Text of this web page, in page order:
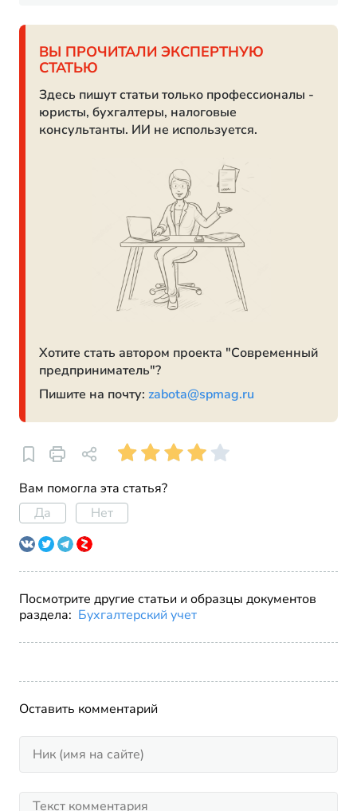
ВЫ ПРОЧИТАЛИ ЭКСПЕРТНУЮ
СТАТЬЮ
Здесь пишут статьи только профессионалы -
юристы, бухгалтеры, налоговые
консультанты. ИИ не используется.
Хотите стать автором проекта "Современный
предприниматель"?
Пишите на почту: zabota@spmag.ru
Вам помогла эта статья?
Да
Нет
Посмотрите другие статьи и образцы документов
раздела: Бухгалтерский учет
Оставить комментарий